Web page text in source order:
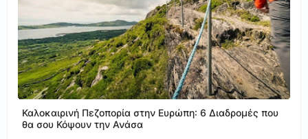
Καλοκαιρινή Πεζοπορία στην Ευρώπη: 6 Διαδρομές που
θα σου Κόψουν την Ανάσα